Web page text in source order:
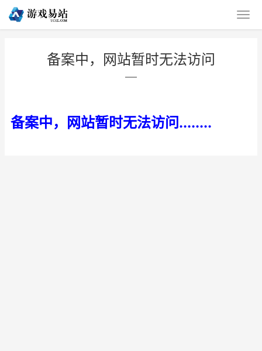
备案中，网站暂时无法访问
备案中，网站暂时无法访问........